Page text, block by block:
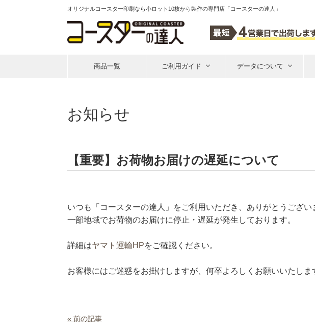
オリジナルコースター印刷なら小ロット10枚から製作の専門店「コースターの達人」
商品一覧 ご利用ガイド データについて
お知らせ
【重要】お荷物お届けの遅延について
いつも「コースターの達人」をご利用いただき、ありがとうござい
一部地域でお荷物のお届けに停止・遅延が発生しております。
詳細はヤマト運輸HPをご確認ください。
お客様にはご迷惑をお掛けしますが、何卒よろしくお願いいたしま
« 前の記事